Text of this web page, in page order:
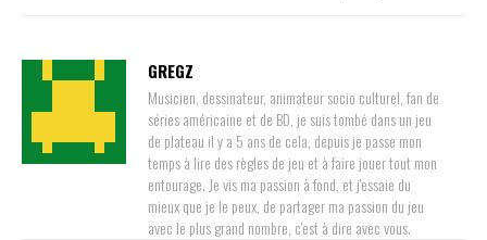
GREGZ
Musicien, dessinateur, animateur socio culturel, fan de
séries américaine et de BD, je suis tombé dans un jeu
de plateau il y a 5 ans de cela, depuis je passe mon
temps à lire des règles de jeu et à faire jouer tout mon
entourage. Je vis ma passion à fond, et j'essaie du
mieux que je le peux, de partager ma passion du jeu
avec le plus grand nombre, c'est à dire avec vous.